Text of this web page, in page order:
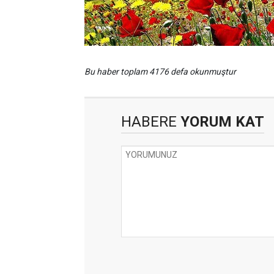
Bu haber toplam 4176 defa okunmuştur
HABERE YORUM KAT